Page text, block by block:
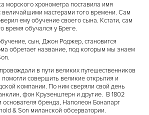
морского хронометра поставила имя
величайшими мастерами того времени. Сам
ему обучение своего сына. Кстати, сам
время обучался у Бреге.
сын, Джон Роджер, становится
обретает название, под которым мы знаем
в пути великих путешественников
помогли совершить великие открытия и
компании. По ним сверяли свой день
фон Крузенштерн и другие. В 1802
основателя бренда, Наполеон Бонапарт
& Son миланской обсерватории.